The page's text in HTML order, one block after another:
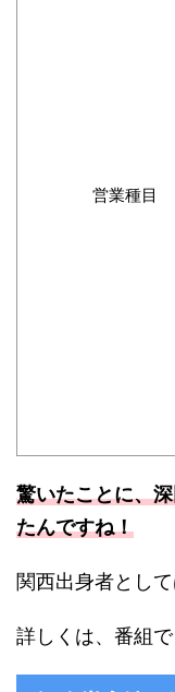
営業種目
驚いたことに、
たんですね！
関西出身者とし
詳しくは、番組